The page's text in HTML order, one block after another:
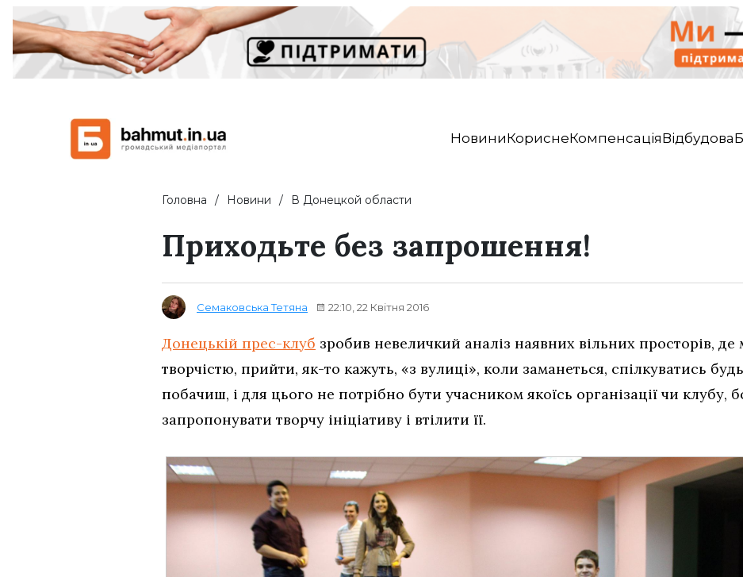
НовиниКориснеКомпенсаціяВідбудова
Головна Новини В Донецкой области
Приходьте без запрошення!
Семаковська Тетяна 22:10, 22 Квітня 2016
Донецькій прес-клуб зробив невеличкий аналіз наявних вільних просторів,
творчістю, прийти, як-то кажуть, «з вулиці», коли заманеться, спілкуватись
побачиш, і для цього не потрібно бути учасником якоїсь організації чи клубу,
запропонувати творчу ініціативу і втілити її.